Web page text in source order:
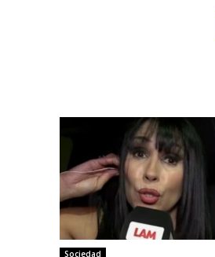
Sociedad